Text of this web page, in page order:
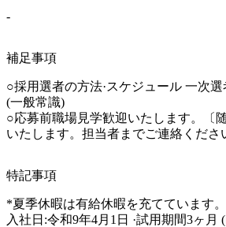
-
補足事項
○採用選者の方法·スケジュール 一次
(一般常識)
○応募前職場見学歓迎いたします。〔
いたします。担当者までご連絡くださ
特記事項
*夏季休暇は有給休暇を充てています
入社日:令和9年4月1日 ·試用期間3ヶ月